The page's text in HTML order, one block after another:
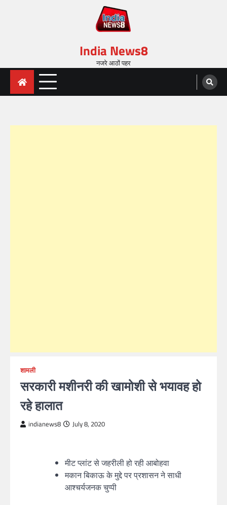
India News8
नजरे आठों पहर
शामली
सरकारी मशीनरी की खामोशी से भयावह हो
रहे हालात
indianews8 July 8, 2020
मीट प्लांट से जहरीली हो रही आबोहवा
मकान बिकाऊ के मुद्दे पर प्रशासन ने साधी
आश्चर्यजनक चुप्पी